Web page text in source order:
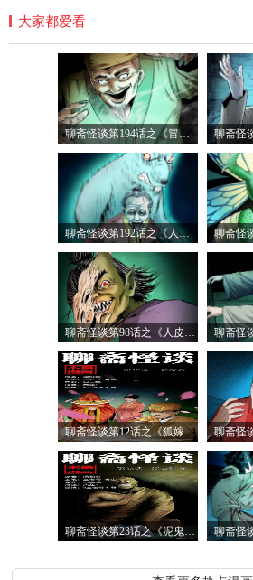
大家都爱看
聊斋怪谈第194话之《冒名鬼》
聊斋怪谈第192话之《人身鼠魂》
聊斋怪谈第98话之《人皮夜叉》
聊斋怪谈第12话之《狐嫁女》
聊斋怪谈第23话之《泥鬼附身》